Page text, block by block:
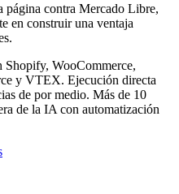
página contra Mercado Libre,
en construir una ventaja
Shopify, WooCommerce,
y VTEX. Ejecución directa
de por medio. Más de 10
de la IA con automatización